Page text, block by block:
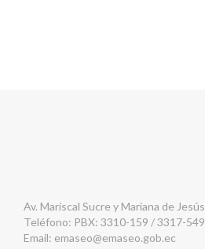
Av. Mariscal Sucre y Mariana de Jesús
Teléfono: PBX: 3310-159 / 3317-549
Email: emaseo@emaseo.gob.ec